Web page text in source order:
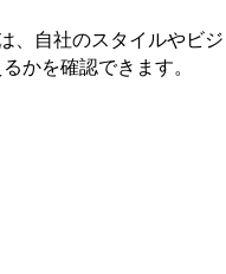
、自社のスタイルやビ
かを確認できます。